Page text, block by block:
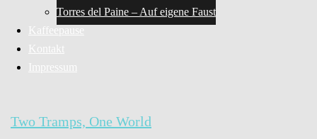
Torres del Paine – Auf eigene Faust
Kaffeepause
Kontakt
Impressum
Two Tramps, One World